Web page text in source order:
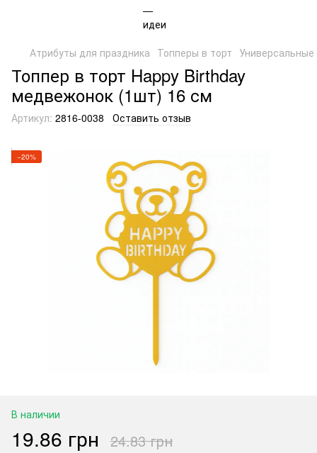
Атрибуты для праздника Топперы в торт Универсальные
Топпер в торт Happy Birthday
медвежонок (1шт) 16 см
Артикул: 2816-0038 Оставить отзыв
−20%
В наличии
19.86 грн 24.83 грн